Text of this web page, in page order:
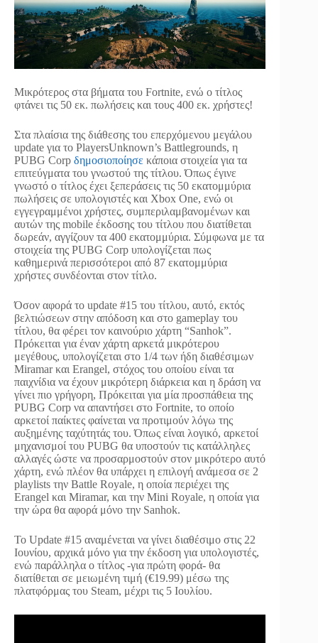
Μικρότερος στα βήματα του Fortnite, ενώ ο τίτλος
φτάνει τις 50 εκ. πωλήσεις και τους 400 εκ. χρήστες!
Στα πλαίσια της διάθεσης του επερχόμενου μεγάλου
update για το PlayersUnknown’s Battlegrounds, η
PUBG Corp δημοσιοποίησε κάποια στοιχεία για τα
επιτεύγματα του γνωστού της τίτλου. Όπως έγινε
γνωστό ο τίτλος έχει ξεπεράσεις τις 50 εκατομμύρια
πωλήσεις σε υπολογιστές και Xbox One, ενώ οι
εγγεγραμμένοι χρήστες, συμπεριλαμβανομένων και
αυτών της mobile έκδοσης του τίτλου που διατίθεται
δωρεάν, αγγίζουν τα 400 εκατομμύρια. Σύμφωνα με τα
στοιχεία της PUBG Corp υπολογίζεται πως
καθημερινά περισσότεροι από 87 εκατομμύρια
χρήστες συνδέονται στον τίτλο.
Όσον αφορά το update #15 του τίτλου, αυτό, εκτός
βελτιώσεων στην απόδοση και στο gameplay του
τίτλου, θα φέρει τον καινούριο χάρτη “Sanhok”.
Πρόκειται για έναν χάρτη αρκετά μικρότερου
μεγέθους, υπολογίζεται στο 1/4 των ήδη διαθέσιμων
Miramar και Erangel, στόχος του οποίου είναι τα
παιχνίδια να έχουν μικρότερη διάρκεια και η δράση να
γίνει πιο γρήγορη, Πρόκειται για μία προσπάθεια της
PUBG Corp να απαντήσει στο Fortnite, το οποίο
αρκετοί παίκτες φαίνεται να προτιμούν λόγω της
αυξημένης ταχύτητάς του. Όπως είναι λογικό, αρκετοί
μηχανισμοί του PUBG θα υποστούν τις κατάλληλες
αλλαγές ώστε να προσαρμοστούν στον μικρότερο αυτό
χάρτη, ενώ πλέον θα υπάρχει η επιλογή ανάμεσα σε 2
playlists την Battle Royale, η οποία περιέχει της
Erangel και Miramar, και την Mini Royale, η οποία για
την ώρα θα αφορά μόνο την Sanhok.
To Update #15 αναμένεται να γίνει διαθέσιμο στις 22
Ιουνίου, αρχικά μόνο για την έκδοση για υπολογιστές,
ενώ παράλληλα ο τίτλος -για πρώτη φορά- θα
διατίθεται σε μειωμένη τιμή (€19.99) μέσω της
πλατφόρμας του Steam, μέχρι τις 5 Ιουλίου.